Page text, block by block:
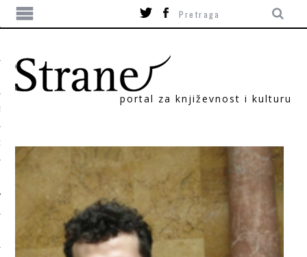
portal za književnost i kulturu